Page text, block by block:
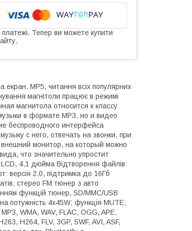
платежі. Тепер ви можете купити
MP5, читання всіх популярних
магнітоли працює в режимі
магнитола относится к классу
в формате МР3, но и видео
беспроводного интерфейса
с него, отвечать на звонки, при
монитор, на который можно
что значительно упростит
LCD, 4,1 дюйма Відтворення файлів:
версія 2.0, підтримка до 16Гб
стерео FM тюнер з авто
функцій тюнер, SD/MMC/USB
потужність 4х45W; функція MUTE;
WMA, WAV, FLAC, OGG, APE;
H264, FLV, 3GP, SWF, AVI, ASF,